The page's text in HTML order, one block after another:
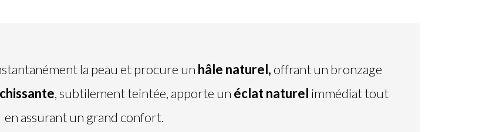
la peau et procure un hâle naturel,offrant un bronzage
, subtilement teintée, apporte un éclat naturel immédiat tout
en assurant un grand confort.